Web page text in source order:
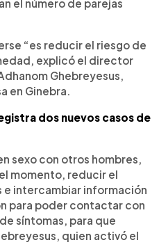
el número de parejas
“es reducir el riesgo de
explicó el director
Ghebreyesus,
en Ginebra.
dos nuevos casos de
sexo con otros hombres,
momento, reducir el
e intercambiar información
para poder contactar con
síntomas, para que
quien activó el